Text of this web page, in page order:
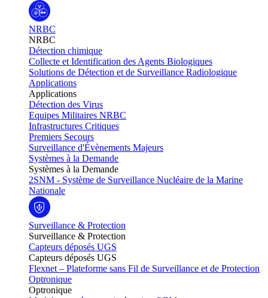
NRBC
NRBC
Détection chimique
Collecte et Identification des Agents Biologiques
Solutions de Détection et de Surveillance Radiologique
Applications
Applications
Détection des Virus
Equipes Militaires NRBC
Infrastructures Critiques
Premiers Secours
Surveillance d'Évènements Majeurs
Systèmes à la Demande
Systèmes à la Demande
2SNM - Système de Surveillance Nucléaire de la Marine
Nationale
Surveillance & Protection
Surveillance & Protection
Capteurs déposés UGS
Capteurs déposés UGS
Flexnet – Plateforme sans Fil de Surveillance et de Protection
Optronique
Optronique